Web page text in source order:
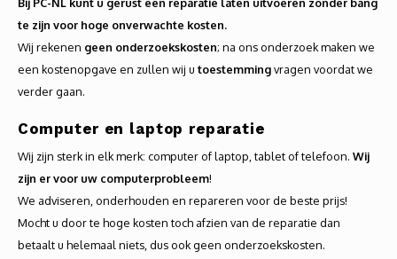
te zijn voor hoge onverwachte kosten.
Wij rekenen geen onderzoekskosten; na ons onderzoek maken we
een kostenopgave en zullen wij u toestemmingvragen voordat we
verder gaan.
Computer en laptop reparatie
Wij zijn sterk in elk merk: computer of laptop, tablet of telefoon. Wij
zijn er voor uw computerprobleem!
We adviseren, onderhouden en repareren voor de beste prijs!
Mocht u door te hoge kosten toch afzien van de reparatie dan
betaalt u helemaal niets, dus ook geen onderzoekskosten.